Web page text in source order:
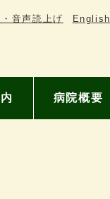
音声読上げ English
病院概要